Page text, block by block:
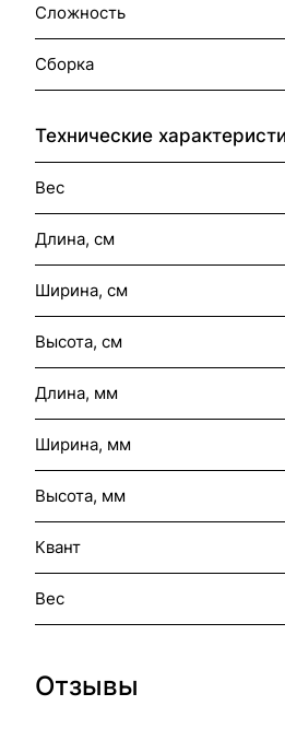
Сложность
Сборка
Технические
Вес
Длина, см
Ширина, см
Высота, см
Длина, мм
Ширина, мм
Высота, мм
Квант
Вес
Отзывы